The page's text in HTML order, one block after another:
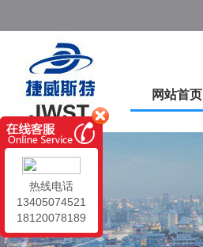
网站首页
热线电话
13405074521
18120078189